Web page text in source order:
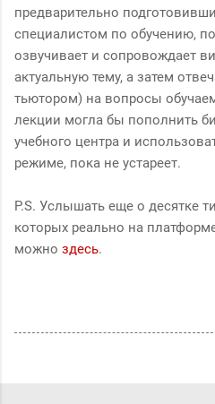
предварительно
специалистом по обучению,
озвучивает и сопровождает
актуальную тему, а затем
тьютором) на вопросы
лекции могла бы пополнить
учебного центра и
режиме, пока не устареет.
P.S. Услышать еще о десятке
которых реально на
можно здесь.